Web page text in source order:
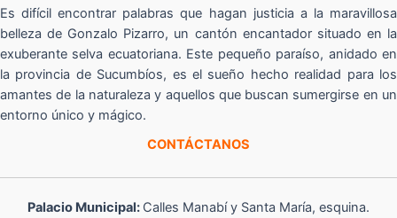
Es difícil encontrar palabras que hagan justicia a la maravillosa
belleza de Gonzalo Pizarro, un cantón encantador situado en la
exuberante selva ecuatoriana. Este pequeño paraíso, anidado en
la provincia de Sucumbíos, es el sueño hecho realidad para los
amantes de la naturaleza y aquellos que buscan sumergirse en un
entorno único y mágico.
CONTÁCTANOS
Palacio Municipal: Calles Manabí y Santa María, esquina.